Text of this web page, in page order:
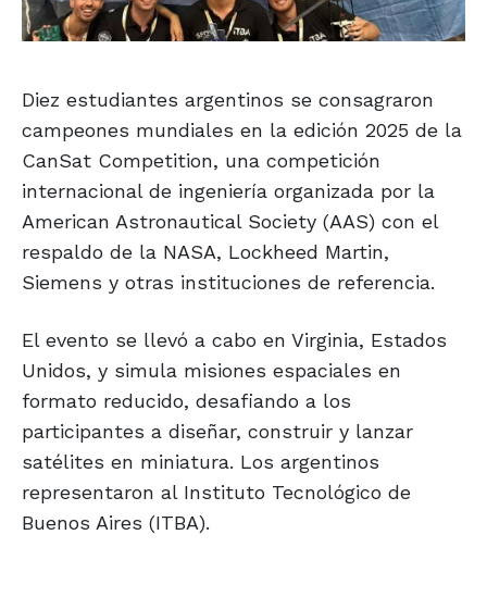
Diez estudiantes argentinos se consagraron
campeones mundiales en la edición 2025 de la
CanSat Competition, una competición
internacional de ingeniería organizada por la
American Astronautical Society (AAS) con el
respaldo de la NASA, Lockheed Martin,
Siemens y otras instituciones de referencia.
El evento se llevó a cabo en Virginia, Estados
Unidos, y simula misiones espaciales en
formato reducido, desafiando a los
participantes a diseñar, construir y lanzar
satélites en miniatura. Los argentinos
representaron al Instituto Tecnológico de
Buenos Aires (ITBA).